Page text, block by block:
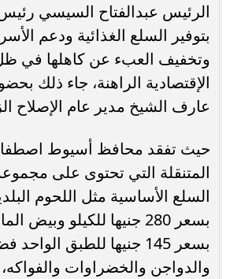
الرئيس عبدالفتاح السيسي
بتوفير السلع الغذائية ودعم
وتخفيف العبء عن كاهلها في
الإقتصادية الراهنة، جاء ذلك
عارف الشيخ مدير عام الإصلاح
حيث تفقد محافظ أسيوط
المتنقلة التي تحتوى على
السلع الأساسية مثل اللحوم
بسعر 280 جنيها للكيلو وبيض
بسعر 145 جنيها للطبق
والدواجن والخضراوات